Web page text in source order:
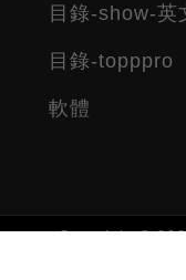
目錄-show-英
目錄-topppro
軟體
Copyright ©